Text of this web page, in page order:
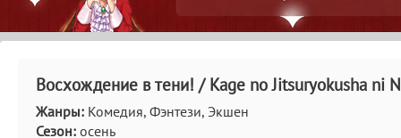
Восхождение в тени! / Kage no Jitsuryokusha ni
Жанры: Комедия, Фэнтези, Экшен
Сезон: осень